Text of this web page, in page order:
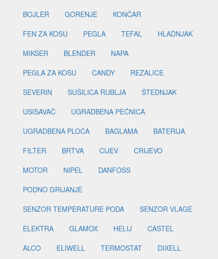
BOJLER
GORENJE
KONČAR
FEN ZA KOSU
PEGLA TEFAL
HLADNJAK
MIKSER
BLENDER
NAPA
PEGLA ZA KOSU
CANDY
REZALICE
SEVERIN
SUŠILICA RUBLJA
ŠTEDNJAK
USISAVAČ
UGRADBENA PEĆNICA
UGRADBENA PLOČA
BAGLAMA
BATERIJA
FILTER
BRTVA CIJEV
CRIJEVO
MOTOR
NIPEL
DANFOSS
PODNO GRIJANJE
SENZOR TEMPERATURE PODA
SENZOR VLAGE
ELEKTRA
GLAMOX HELIJ
CASTEL
ALCO
ELIWELL TERMOSTAT
DIXELL